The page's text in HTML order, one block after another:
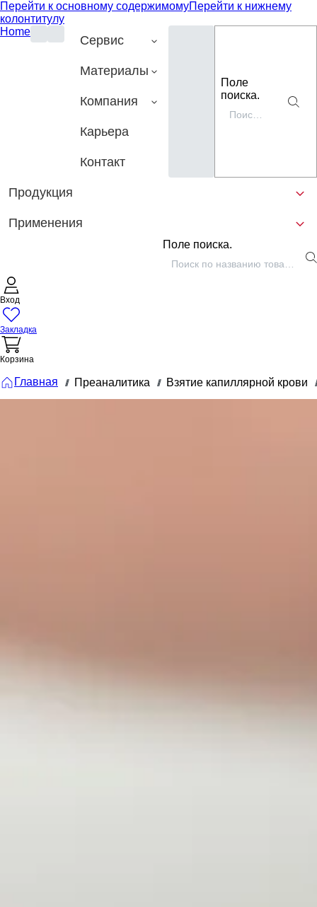
Перейти к основному содержимомуПерейти к нижнему
колонтитулу
Home
Сервис
Материалы
Компания
Карьера
Контакт
Поле
поиска.
Продукция
Применения
Поле поиска.
Вход
Закладка
Корзина
Главная /// Преаналитика /// Взятие капиллярной крови ///